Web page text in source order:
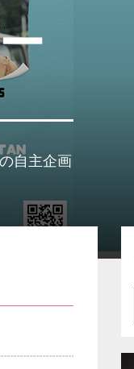
自主企画